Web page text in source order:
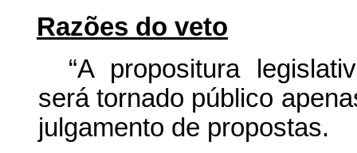
Razões do veto
“A propositura
será tornado público
julgamento de propostas.